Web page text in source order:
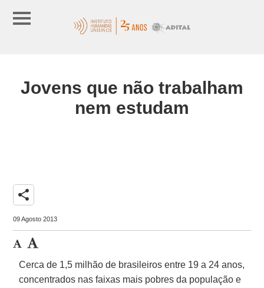
Jovens que não trabalham
nem estudam
share
09 Agosto 2013
Cerca de 1,5 milhão de brasileiros entre 19 a 24 anos,
concentrados nas faixas mais pobres da população e